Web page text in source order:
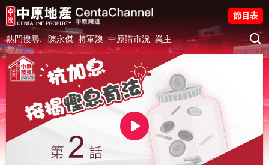
熱門搜尋: 陳永傑 將軍澳 中原講市況 業主
節目表
Play